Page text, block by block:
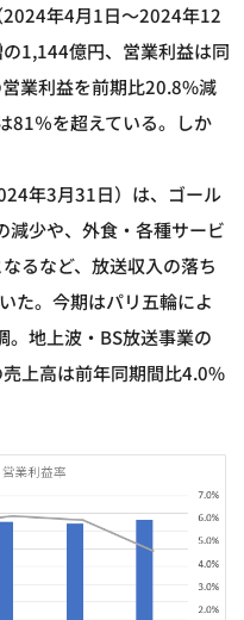
年4月1日～2024年12
1,144億円、営業利益は同
業利益を前期比20.8%減
81％を超えている。しか
年3月31日）は、ゴール
減少や、外食・各種サービ
るなど、放送収入の落ち
た。今期はパリ五輪によ
。地上波・BS放送事業の
上高は前年同期間比4.0%